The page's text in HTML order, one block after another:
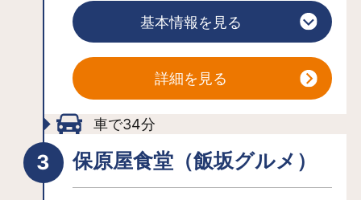
は、咲き誇る花々の間から福島市街地
の風景が眼下に広がります。園内で
は、ボランティアガイド「ふくしま花
案内人」が花々などをご案内します。
※桜のシーズン中（3月末から4月中旬）
交通規制を行います。 規制期間中
は、臨時駐車場（あぶくま親水公園）
ひ、お楽しみください。
ふくしま花回廊スポット◆花見山（福
月下旬 毎年全国各地から多くの観光
客が訪れる。福島県屈指の花の名
所。 桜だけでなく、ウメ・レンギョ
とりどりの花々が一斉に咲き競い、地
域一体が春色に染まる様は、まさに
基本情報を見る
詳細を見る
車で34分
保原屋食堂（飯坂グルメ）